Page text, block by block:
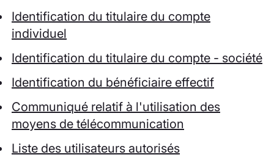
Identification du titulaire du compte
individuel
Identification du titulaire du compte - société
Identification du bénéficiaire effectif
Communiqué relatif à l'utilisation des
moyens de télécommunication
Liste des utilisateurs autorisés